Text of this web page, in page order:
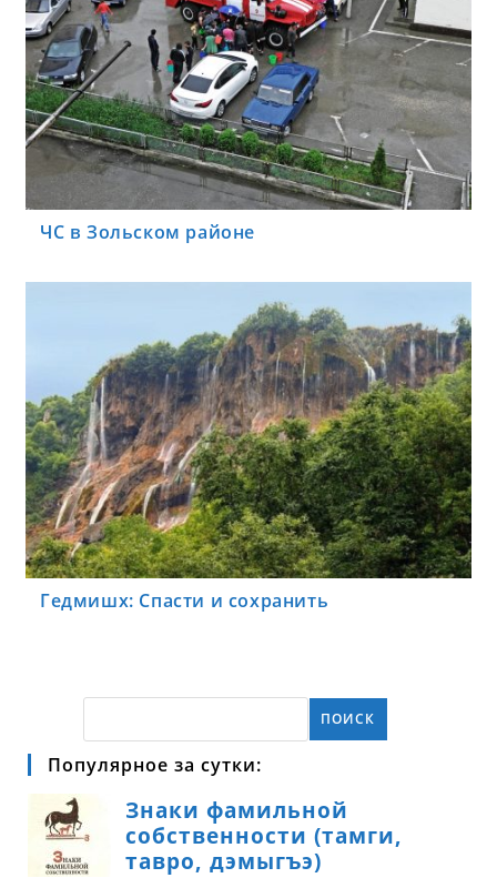
ЧС в Зольском районе
Гедмишх: Спасти и сохранить
ПОИСК
Популярное за сутки: